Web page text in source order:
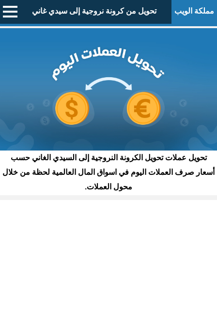
مملكة الويب تحويل من كرونة نروجية إلى سيدي غاني
تحويل عملات تحويل الكرونة النروجية إلى السيدي الغاني حسب
أسعار صرف العملات اليوم في اسواق المال العالمية لحظة من خلال
محول العملات.